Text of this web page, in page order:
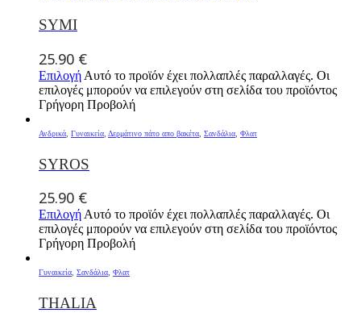
SYMI
25.90 €
Επιλογή Αυτό το προϊόν έχει πολλαπλές παραλλαγές. Οι
επιλογές μπορούν να επιλεγούν στη σελίδα του προϊόντος
Γρήγορη Προβολή
Ανδρικά Γυναικεία Δερμάτινο πάτο απο βακέτα Σανδάλια Φλατ
SYROS
25.90 €
ΕπιλογήΑυτό το προϊόν έχει πολλαπλές παραλλαγές. Οι
επιλογές μπορούν να επιλεγούν στη σελίδα του προϊόντος
Γρήγορη Προβολή
Γυναικεία, Σανδάλια, Φλατ
THALIA